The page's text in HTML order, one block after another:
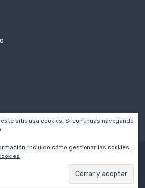
diVisibles.
Comunicación
Contacto Nota legal
sitio usa cookies. Si continúas navegando
incluido cómo gestionar las cookies,